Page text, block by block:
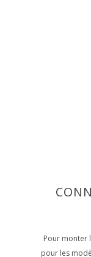
Pour monter
pour les